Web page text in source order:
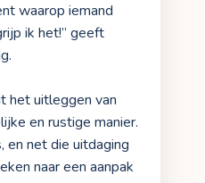
waarop iemand
ik het!” geeft
het uitleggen van
en rustige manier.
en net die uitdaging
naar een aanpak